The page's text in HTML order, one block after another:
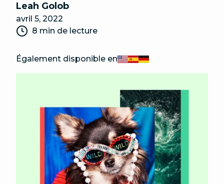
Leah Golob
avril 5, 2022
8 min de lecture
Également disponible enEnglish
Español
Deutsch